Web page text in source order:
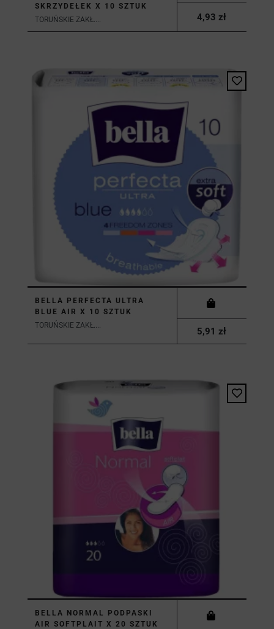
SKRZYDEŁEK X 10 SZTUK
TORUŃSKIE ZAKŁ....
4,93 zł
BELLA PERFECTA ULTRA
BLUE AIR X 10 SZTUK
TORUŃSKIE ZAKŁ....
5,91 zł
BELLA NORMAL PODPASKI
AIR SOFTPLAIT X 20 SZTUK